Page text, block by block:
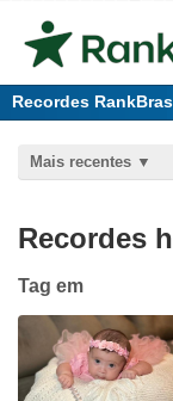
Recordes
Mais recentes
Recordes
Tag em